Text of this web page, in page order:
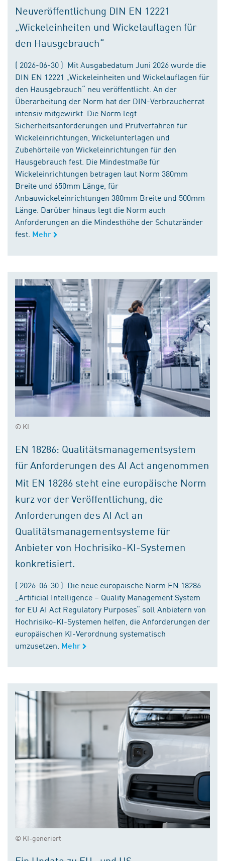
Neuveröffentlichung DIN EN 12221
„Wickeleinheiten und Wickelauflagen für
den Hausgebrauch“
( 2026-06-30 ) Mit Ausgabedatum Juni 2026 wurde die
DIN EN 12221 „Wickeleinheiten und Wickelauflagen für
den Hausgebrauch“ neu veröffentlicht. An der
Überarbeitung der Norm hat der DIN-Verbraucherrat
intensiv mitgewirkt. Die Norm legt
Sicherheitsanforderungen und Prüfverfahren für
Wickeleinrichtungen, Wickelunterlagen und
Zubehörteile von Wickeleinrichtungen für den
Hausgebrauch fest. Die Mindestmaße für
Wickeleinrichtungen betragen laut Norm 380mm
Breite und 650mm Länge, für
Anbauwickeleinrichtungen 380mm Breite und 500mm
Länge. Darüber hinaus legt die Norm auch
Anforderungen an die Mindesthöhe der Schutzränder
fest. Mehr
© KI
EN 18286: Qualitätsmanagementsystem
für Anforderungen des AI Act angenommen
Mit EN 18286 steht eine europäische Norm
kurz vor der Veröffentlichung, die
Anforderungen des AI Act an
Qualitätsmanagementsysteme für
Anbieter von Hochrisiko-KI-Systemen
konkretisiert.
( 2026-06-30 ) Die neue europäische Norm EN 18286
„Artificial Intelligence – Quality Management System
for EU AI Act Regulatory Purposes“ soll Anbietern von
Hochrisiko-KI-Systemen helfen, die Anforderungen der
europäischen KI-Verordnung systematisch
umzusetzen. Mehr
© KI-generiert